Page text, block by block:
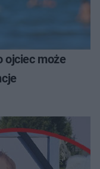
ojciec może